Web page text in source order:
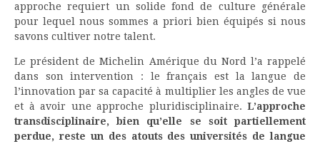
approche requiert un solide fond de culture générale
pour lequel nous sommes a priori bien équipés si nous
savons cultiver notre talent.
Le président de Michelin Amérique du Nord l’a rappelé
dans son intervention : le français est la langue de
l’innovation par sa capacité à multiplier les angles de vue
et à avoir une approche pluridisciplinaire. L’approche
transdisciplinaire, bien qu’elle se soit partiellement
perdue, reste un des atouts des universités de langue